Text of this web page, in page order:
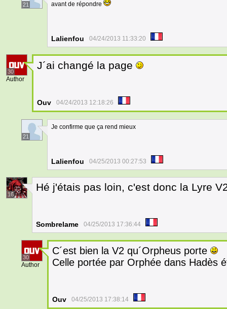
21
avant de répondre
Lalienfou 04/24/2013 11:33:20
30
Author
J´ai changé la page
Ouv 04/24/2013 12:18:26
21
Je confirme que ça rend mieux
Lalienfou 04/25/2013 00:27:53
16
Hé j'étais pas loin, c'est donc la Lyre
Sombrelame 04/25/2013 17:36:44
30
Author
C´est bien la V2 qu´Orpheus porte
Celle portée par Orphée dans Hadès
Ouv 04/25/2013 17:38:14